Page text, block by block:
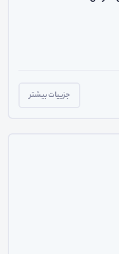
جزییات بیشتر